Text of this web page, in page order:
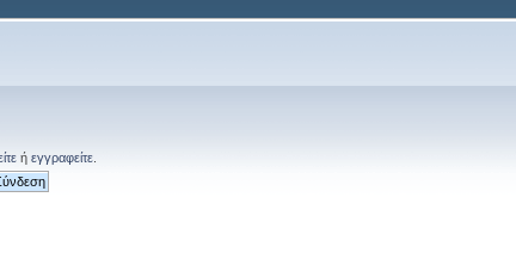
ή εγγραφείτε